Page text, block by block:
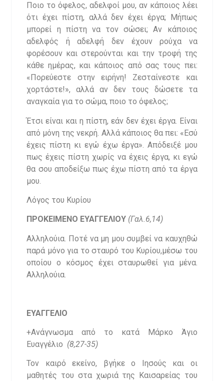
Ποιο το όφελος, αδελφοί μου, αν κάποιος λέει
ότι έχει πίστη, αλλά δεν έχει έργα; Μήπως
μπορεί η πίστη να τον σώσει; Αν κάποιος
αδελφός ή αδελφή δεν έχουν ρούχα να
φορέσουν και στερούνται και την τροφή της
κάθε ημέρας, και κάποιος από σας τους πει:
«Πορεύεστε στην ειρήνη! Ζεσταίνεστε και
χορτάστε!», αλλά αν δεν τους δώσετε τα
αναγκαία για το σώμα, ποιο το όφελος;
Έτσι είναι και η πίστη, εάν δεν έχει έργα. Είναι
από μόνη της νεκρή. Αλλά κάποιος θα πει: «Εσύ
έχεις πίστη κι εγώ έχω έργα». Απόδειξέ μου
πως έχεις πίστη χωρίς να έχεις έργα, κι εγώ
θα σου αποδείξω πως έχω πίστη από τα έργα
μου.
Λόγος του Κυρίου
ΠΡΟΚΕΙΜΕΝΟ ΕΥΑΓΓΕΛΙΟΥ (Γαλ.6,14)
Αλληλούια. Ποτέ να μη μου συμβεί να καυχηθώ
παρά μόνο για το σταυρό του Κυρίου,μέσω του
οποίου ο κόσμος έχει σταυρωθεί για μένα.
Αλληλούια.
ΕΥΑΓΓΕΛΙΟ
+Ανάγνωσμα από το κατά Μάρκο Άγιο
Ευαγγέλιο (8,27-35)
Τον καιρό εκείνο, βγήκε ο Ιησούς και οι
μαθητές του στα χωριά της Καισαρείας του